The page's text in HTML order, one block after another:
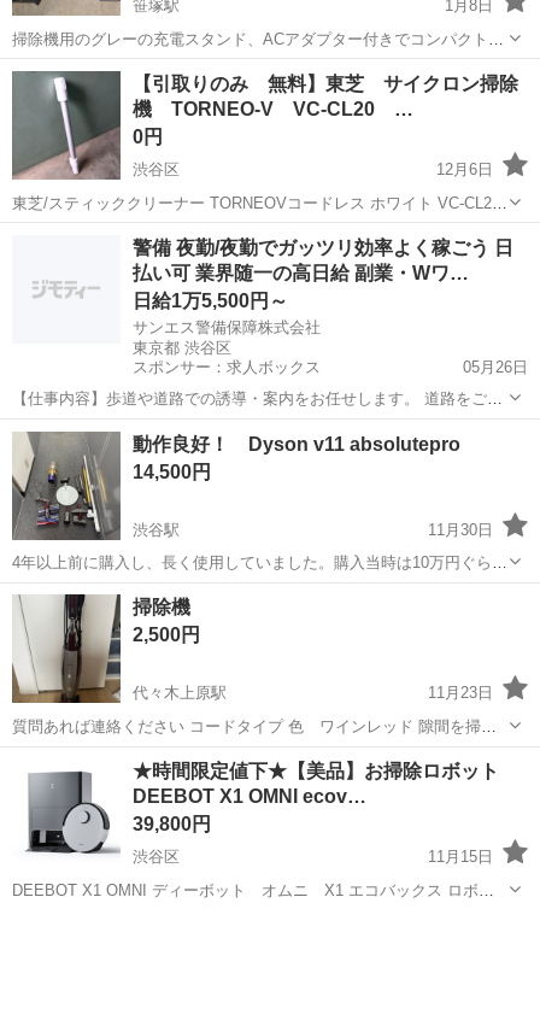
笹塚駅
1月8日
掃除機用のグレーの充電スタンド、ACアダプター付きでコンパクト設
計。 - タイプ: 掃除機用充電スタンド - カラー: グレー - 付属品: ACア
ダプター、ケーブル - 互換性: 特定の掃除機モデル用 - サ...
東京 渋谷区 笹塚駅 生活家電 ACアダプター
【引取りのみ 無料】東芝 サイクロン掃除
機 TORNEO-V VC-CL20 …
0円
渋谷区
12月6日
東芝/スティッククリーナー TORNEOVコードレス ホワイト VC-CL20-
W トルネオ ヴイ コードレス VC-CL20 東芝 TORNEO-V VC-CL20
延長管 中間パイプのみです 新品購入後、1日し...
渋谷区 生活家電 東芝
警備 夜勤/夜勤でガッツリ効率よく稼ごう 日
払い可 業界随一の高日給 副業・Wワ…
日給1万5,500円～
サンエス警備保障株式会社
東京都 渋谷区
スポンサー：求人ボックス
05月26日
【仕事内容】歩道や道路での誘導・案内をお任せします。 道路をご利
用される車両や歩行者の方が安全に安心して通行するために適切に誘
導してください。 勤務地へは直行直帰OKです! <未経験でも安心!!> 丁
寧な研修20hで基本的な知識を...
アルバイト・パート
動作良好！ Dyson v11 absolutepro
14,500円
渋谷駅
11月30日
4年以上前に購入し、長く使用していました。購入当時は10万円ぐらい
の価格でした。それに加えて、去年は本体の交換で更に18700円を支払
いました。 動作に全く問題ございません。 本体パーツを正式サポート
経由で交換したことがあり...
東京 渋谷区 渋谷駅
掃除機
2,500円
代々木上原駅
11月23日
質問あれば連絡ください コードタイプ 色 ワインレッド 隙間を掃除
する細いノズル付き 代々木上原駅 生活家電
★時間限定値下★【美品】お掃除ロボット
DEEBOT X1 OMNI ecov…
39,800円
渋谷区
11月15日
DEEBOT X1 OMNI ディーボット オムニ X1 エコバックス ロボッ